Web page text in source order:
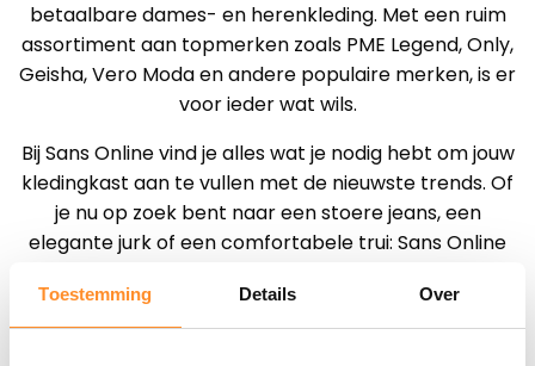
Toestemming Details Over
betaalbare dames- en herenkleding. Met een ruim
assortiment aan topmerken zoals PME Legend, Only,
Geisha, Vero Moda en andere populaire merken, is er
voor ieder wat wils.
Bij Sans Online vind je alles wat je nodig hebt om jouw
kledingkast aan te vullen met de nieuwste trends. Of
je nu op zoek bent naar een stoere jeans, een
elegante jurk of een comfortabele trui: Sans Online
aan dames- en herenmode.